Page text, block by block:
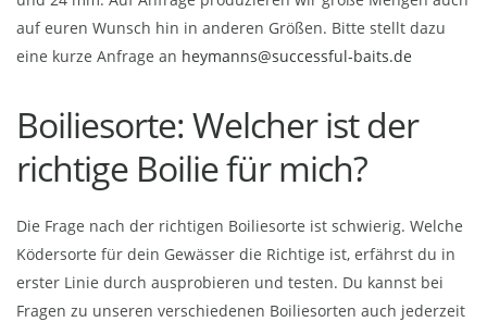
auf euren Wunsch hin in anderen Größen. Bitte stellt dazu
eine kurze Anfrage an heymanns@successful-baits.de
Boiliesorte: Welcher ist der
richtige Boilie für mich?
Die Frage nach der richtigen Boiliesorte ist schwierig. Welche
Ködersorte für dein Gewässer die Richtige ist, erfährst du in
erster Linie durch ausprobieren und testen. Du kannst bei
Fragen zu unseren verschiedenen Boiliesorten auch jederzeit